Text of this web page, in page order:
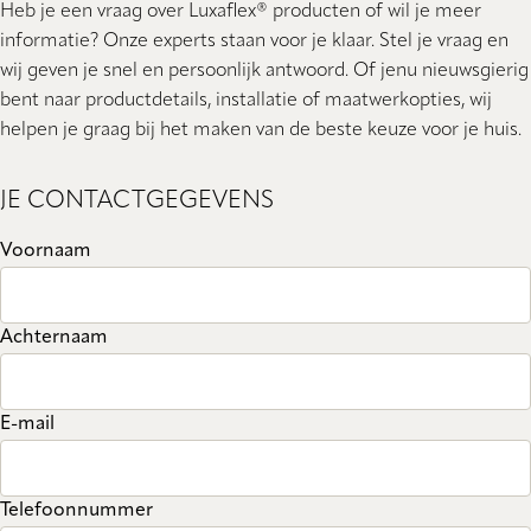
Heb je een vraag over Luxaflex® producten of wil je meer
informatie? Onze experts staan ​​voor je klaar. Stel je vraag en
wij geven je snel en persoonlijk antwoord. Of jenu nieuwsgierig
bent naar productdetails, installatie of maatwerkopties, wij
helpen je graag bij het maken van de beste keuze voor je huis.
JE CONTACTGEGEVENS
Voornaam
Achternaam
E-mail
Telefoonnummer